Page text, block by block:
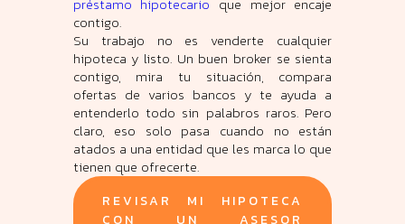
préstamo hipotecario que mejor encaje
contigo.
Su trabajo no es venderte cualquier
hipoteca y listo. Un buen broker se sienta
contigo, mira tu situación, compara
ofertas de varios bancos y te ayuda a
entenderlo todo sin palabros raros. Pero
claro, eso solo pasa cuando no están
atados a una entidad que les marca lo que
tienen que ofrecerte.
REVISAR MI HIPOTECA
CON UN ASESOR